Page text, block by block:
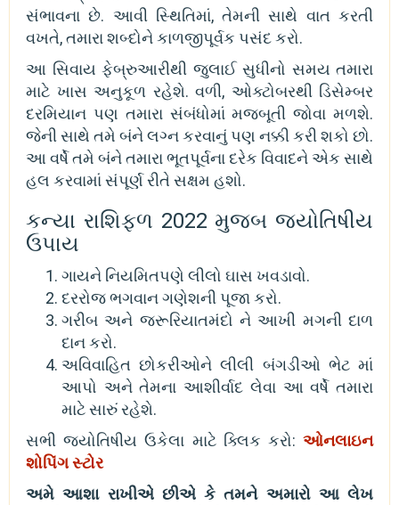
સંભાવના છે. આવી સ્થિતિમાં, તેમની સાથે વાત કરતી
વખતે, તમારા શબ્દોને કાળજીપૂર્વક પસંદ કરો.
આ સિવાય ફેબ્રુઆરીથી જુલાઈ સુધીનો સમય તમારા
માટે ખાસ અનુકૂળ રહેશે. વળી, ઓક્ટોબરથી ડિસેમ્બર
દરમિયાન પણ તમારા સંબંધોમાં મજબૂતી જોવા મળશે.
જેની સાથે તમે બંને લગ્ન કરવાનું પણ નક્કી કરી શકો છો.
આ વર્ષે તમે બંને તમારા ભૂતપૂર્વના દરેક વિવાદને એક સાથે
હલ કરવામાં સંપૂર્ણ રીતે સક્ષમ હશો.
કન્યા રાશિફળ 2022 મુજબ જ્યોતિષીય
ઉપાય
ગાયને નિયમિતપણે લીલો ઘાસ ખવડાવો.
દરરોજ ભગવાન ગણેશની પૂજા કરો.
ગરીબ અને જરૂરિયાતમંદો ને આખી મગની દાળ
દાન કરો.
અવિવાહિત છોકરીઓને લીલી બંગડીઓ ભેટ માં
આપો અને તેમના આશીર્વાદ લેવા આ વર્ષે તમારા
માટે સારું રહેશે.
સભી જ્યોતિષીય ઉકેલા માટે ક્લિક કરો: ઓનલાઇન
શોપિંગ સ્ટોર
અમે આશા રાખીએ છીએ કે તમને અમારો આ લેખ